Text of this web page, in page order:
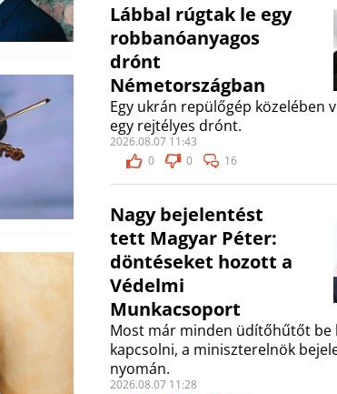
Lábbal rúgtak le egy
robbanóanyagos
drónt
Németországban
Egy ukrán repülőgép közelében
egy rejtélyes drónt.
2026.08.07 11:43
0
0 16
Nagy bejelentést
tett Magyar Péter:
döntéseket hozott a
Védelmi
Munkacsoport
Most már minden üdítőhűtőt be
kapcsolni, a miniszterelnök
nyomán.
2026.08.07 11:28